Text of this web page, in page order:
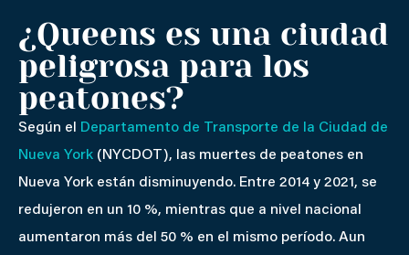
¿Queens es una ciudad
peligrosa para los
peatones?
Según el
Departamento de Transporte de la Ciudad de
Nueva York (NYCDOT), las muertes de peatones en
Nueva York están disminuyendo. Entre 2014 y 2021, se
redujeron en un 10 %, mientras que a nivel nacional
aumentaron más del 50 % en el mismo período. Aun